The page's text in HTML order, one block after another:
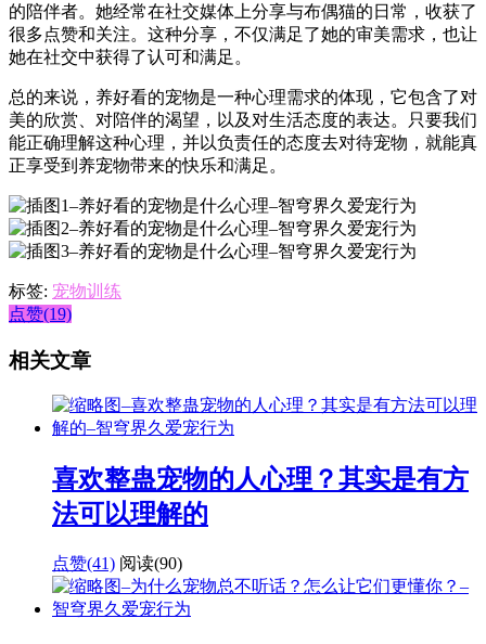
的陪伴者。她经常在社交媒体上分享与布偶猫的日常，收获了
很多点赞和关注。这种分享，不仅满足了她的审美需求，也让
她在社交中获得了认可和满足。
总的来说，养好看的宠物是一种心理需求的体现，它包含了对
美的欣赏、对陪伴的渴望，以及对生活态度的表达。只要我们
能正确理解这种心理，并以负责任的态度去对待宠物，就能真
正享受到养宠物带来的快乐和满足。
标签: 宠物训练
点赞(19)
相关文章
喜欢整蛊宠物的人心理？其实是有方
法可以理解的
点赞(41) 阅读(90)